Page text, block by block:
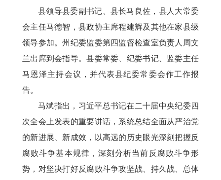
县领导县委副书记、县长马良佐，县人大常委
会主任马德智，县政协主席程建辉及其他在家县级
领导参加。州纪委监委第四监督检查室负责人周文
兰出席到会指导。县委常委、纪委书记、监委主任
马恩泽主持会议，并代表县纪委常委会作工作报
告。
马斌指出，习近平总书记在二十届中央纪委四
次全会上发表的重要讲话，系统总结全面从严治党
的新进展、新成效，以高远的历史眼光深刻把握反
腐败斗争基本规律，深刻分析当前反腐败斗争形
势，对坚决打好反腐败斗争攻坚战、持久战、总体